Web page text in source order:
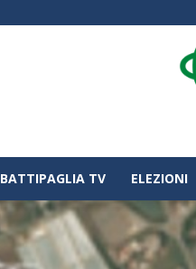
BATTIPAGLIA TV ELEZIONI